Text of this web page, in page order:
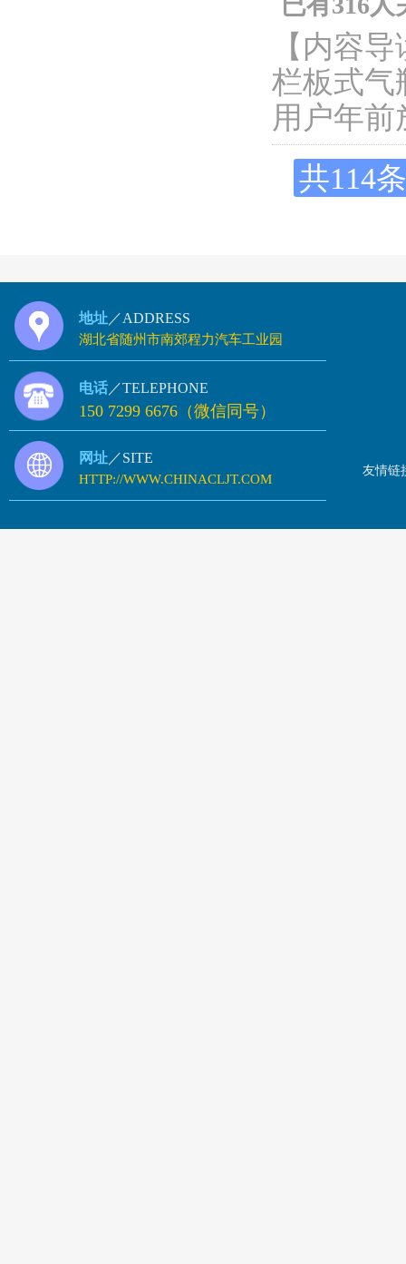
已有316
【内容
栏板式气
用户年
共114条
地址 ／ADDRESS
湖北省随州市南郊程力汽车工业园
电话 ／TELEPHONE
150 7299 6676（微信同号）
网址 ／SITE
HTTP://WWW.CHINACLJT.COM
友情链